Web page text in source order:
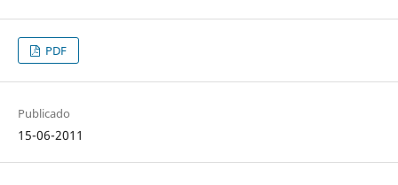
PDF
Publicado
15-06-2011